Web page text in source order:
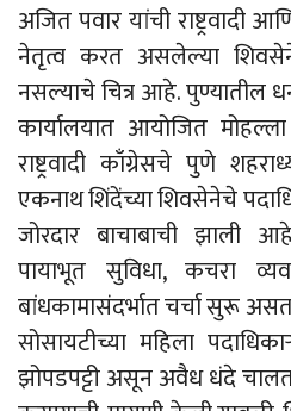
अजित पवार यांची राष्ट्रवादी
नेतृत्व करत असलेल्या
नसल्याचे चित्र आहे. पुण्यातील
कार्यालयात आयोजित
राष्ट्रवादी काँग्रेसचे पुणे
एकनाथ शिंदेंच्या शिवसेनेचे
जोरदार बाचाबाची झाली
पायाभूत सुविधा, कचरा
बांधकामासंदर्भात चर्चा सुरू
सोसायटीच्या महिला
झोपडपट्टी असून अवैध धंदे